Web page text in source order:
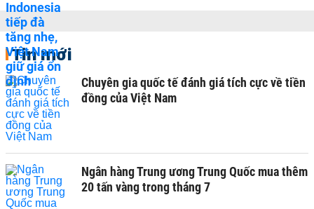
Tin mới
Chuyên gia quốc tế đánh giá tích cực về tiền
đồng của Việt Nam
Ngân hàng Trung ương Trung Quốc mua thêm
20 tấn vàng trong tháng 7